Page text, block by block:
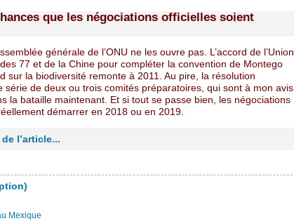
que les négociations officielles soient
générale de l’ONU ne les ouvre pas. L’accord de l’Union
77 et de la Chine pour compléter la convention de Montego
sur la biodiversité remonte à 2011. Au pire, la résolution
série de deux ou trois comités préparatoires, qui sont à mon avis
la bataille maintenant. Et si tout se passe bien, les négociations
démarrer en 2018 ou en 2019.
l’article...
Mexique